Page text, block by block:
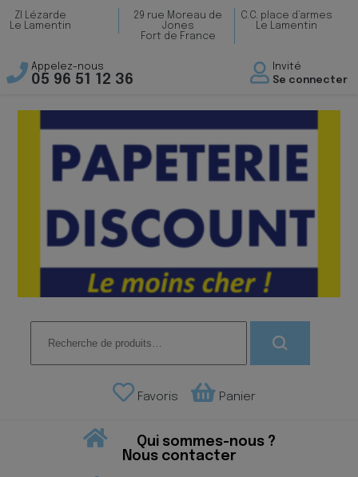
ZI Lézarde
Le Lamentin
29 rue Moreau de
Jones
Fort de France
C.C. place d’armes
Le Lamentin
Appelez-nous
05 96 51 12 36
Invité
Se connecter
pour :
Favoris Panier
Qui sommes-nous ?
Nous contacter